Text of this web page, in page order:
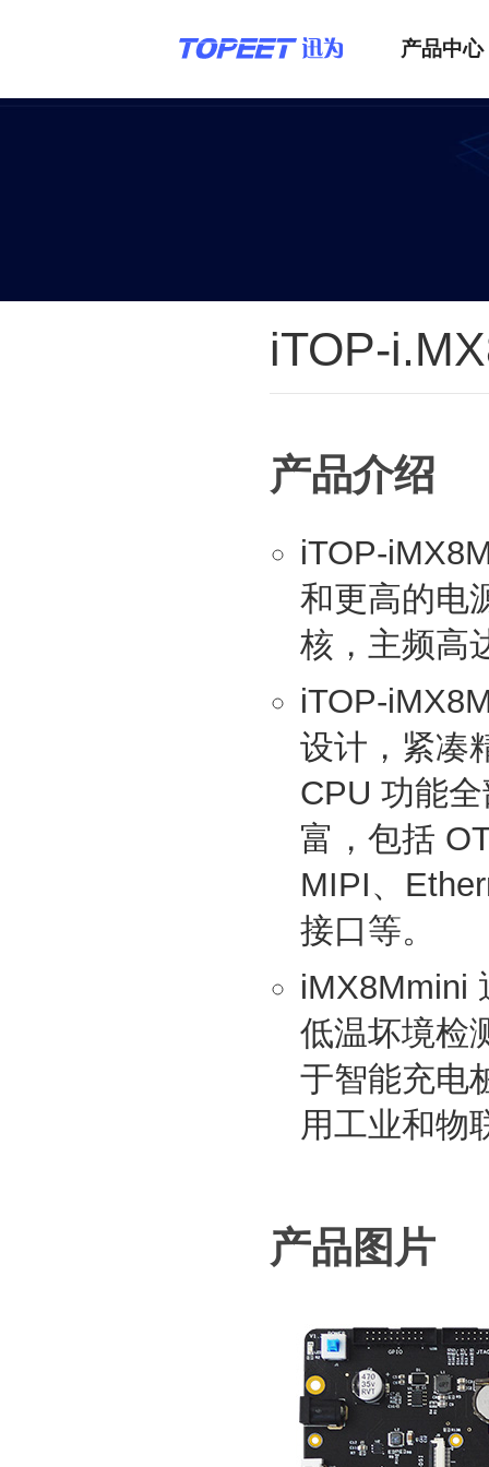
产品中心
iTOP-
产品介绍
iTOP-
和更高的电
核，主频高
iTOP-
设计，紧凑
CPU 功能
富，包括
MIPI、
接口等。
iMX8Mmini
低温坏境检
于智能充电
用工业和物
产品图片